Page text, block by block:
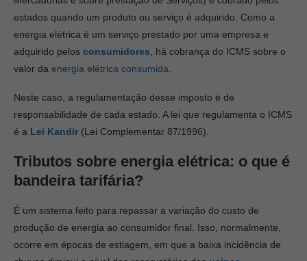
estados quando um produto ou serviço é adquirido. Como a
energia elétrica é um serviço prestado por uma empresa e
adquirido pelos consumidores , há cobrança do ICMS sobre o
valor da energia elétrica consumida.
Neste caso, a regulamentação desse imposto é de
responsabilidade de cada estado. A lei que regulamenta o ICMS
é a Lei Kandir (Lei Complementar 87/1996).
Tributos sobre energia elétrica: o que é
bandeira tarifária?
É um sistema feito para repassar a variação do custo de
produção de energia ao consumidor final. Isso, normalmente,
ocorre em épocas de estiagem, em que a baixa incidência de